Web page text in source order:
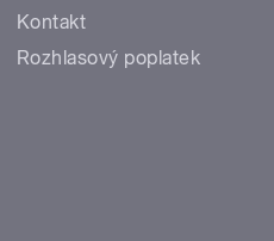
Kontakt
Rozhlasový poplatek